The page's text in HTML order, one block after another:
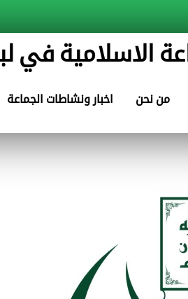
الاسلامية في
اخبار ونشاطات الجماعة من نحن